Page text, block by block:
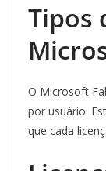
Tipos
O Microsoft
por usuário.
que cada